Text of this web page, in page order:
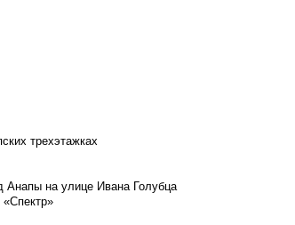
трехэтажках
Анапы на улице Ивана Голубца